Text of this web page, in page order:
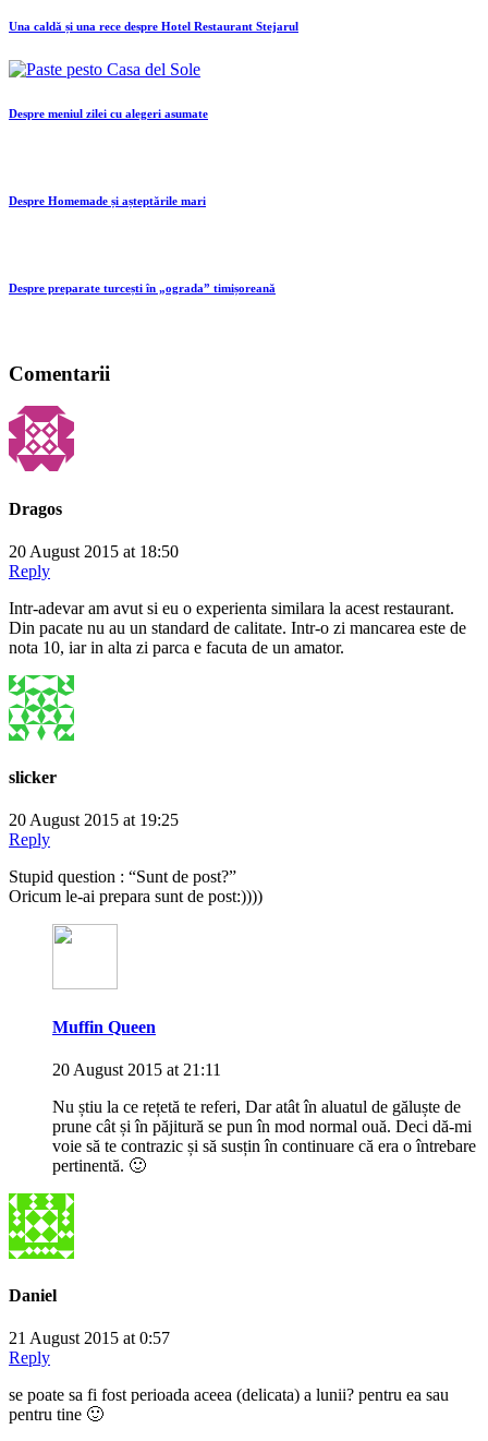
Una caldă și una rece despre Hotel Restaurant Stejarul
Despre meniul zilei cu alegeri asumate
Despre Homemade și așteptările mari
Despre preparate turcești în „ograda” timișoreană
Comentarii
Dragos
20 August 2015 at 18:50
Reply
Intr-adevar am avut si eu o experienta similara la acest restaurant.
Din pacate nu au un standard de calitate. Intr-o zi mancarea este de
nota 10, iar in alta zi parca e facuta de un amator.
slicker
20 August 2015 at 19:25
Reply
Stupid question : “Sunt de post?”
Oricum le-ai prepara sunt de post:))))
Muffin Queen
20 August 2015 at 21:11
Nu știu la ce rețetă te referi, Dar atât în aluatul de găluște de
prune cât și în păjitură se pun în mod normal ouă. Deci dă-mi
voie să te contrazic și să susțin în continuare că era o întrebare
pertinentă. 🙂
Daniel
21 August 2015 at 0:57
Reply
se poate sa fi fost perioada aceea (delicata) a lunii? pentru ea sau
pentru tine 🙂